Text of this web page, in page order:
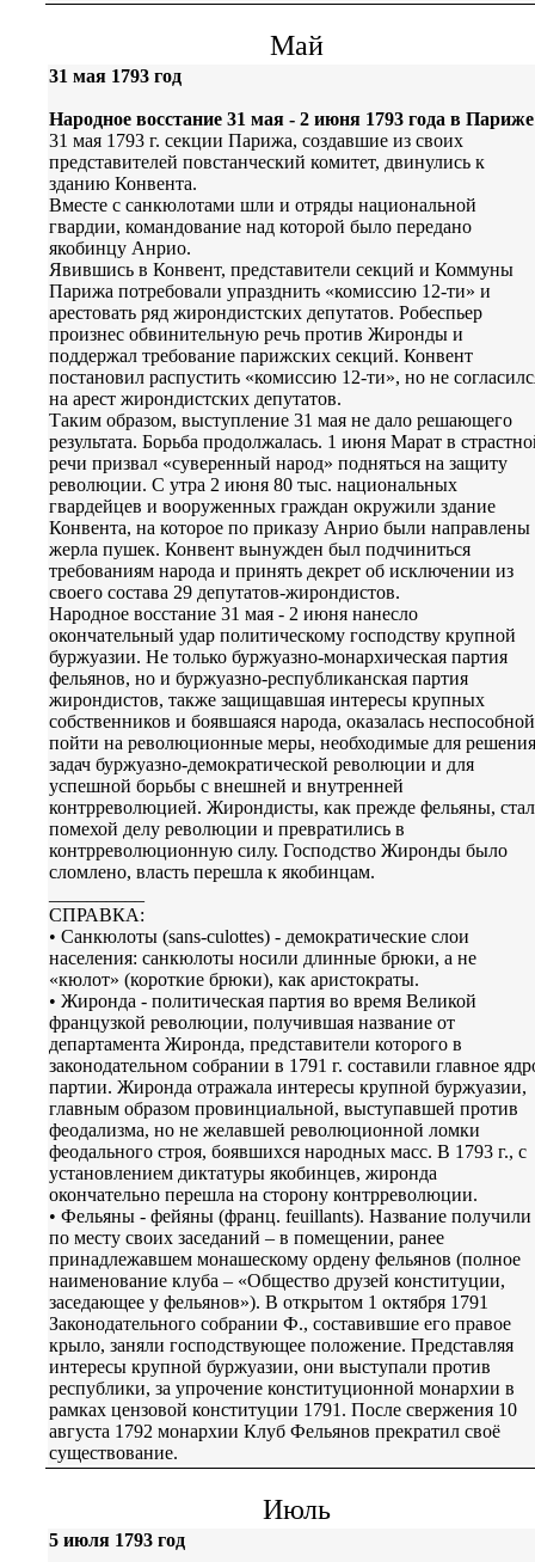
Май
31 мая 1793 год
Народное восстание 31 мая - 2 июня 1793 года в Париже
31 мая 1793 г. секции Парижа, создавшие из своих
представителей повстанческий комитет, двинулись к
зданию Конвента.
Вместе с санкюлотами шли и отряды национальной
гвардии, командование над которой было передано
якобинцу Анрио.
Явившись в Конвент, представители секций и Коммуны
Парижа потребовали упразднить «комиссию 12-ти» и
арестовать ряд жирондистских депутатов. Робеспьер
произнес обвинительную речь против Жиронды и
поддержал требование парижских секций. Конвент
постановил распустить «комиссию 12-ти», но не
на арест жирондистских депутатов.
Таким образом, выступление 31 мая не дало решающего
результата. Борьба продолжалась. 1 июня Марат в
речи призвал «суверенный народ» подняться на защиту
революции. С утра 2 июня 80 тыс. национальных
гвардейцев и вооруженных граждан окружили здание
Конвента, на которое по приказу Анрио были направлены
жерла пушек. Конвент вынужден был подчиниться
требованиям народа и принять декрет об исключении из
своего состава 29 депутатов-жирондистов.
Народное восстание 31 мая - 2 июня нанесло
окончательный удар политическому господству крупной
буржуазии. Не только буржуазно-монархическая партия
фельянов, но и буржуазно-республиканская партия
жирондистов, также защищавшая интересы крупных
собственников и боявшаяся народа, оказалась неспособной
пойти на революционные меры, необходимые для решения
задач буржуазно-демократической революции и для
успешной борьбы с внешней и внутренней
контрреволюцией. Жирондисты, как прежде фельяны,
помехой делу революции и превратились в
контрреволюционную силу. Господство Жиронды было
сломлено, власть перешла к якобинцам.
СПРАВКА:
• Санкюлоты (sans-culottes) - демократические слои
населения: санкюлоты носили длинные брюки, а не
«кюлот» (короткие брюки), как аристократы.
• Жиронда - политическая партия во время Великой
французкой революции, получившая название от
департамента Жиронда, представители которого в
законодательном собрании в 1791 г. составили главное
партии. Жиронда отражала интересы крупной буржуазии,
главным образом провинциальной, выступавшей против
феодализма, но не желавшей революционной ломки
феодального строя, боявшихся народных масс. В 1793 г., с
установлением диктатуры якобинцев, жиронда
окончательно перешла на сторону контрреволюции.
• Фельяны - фейяны (франц. feuillants). Название получили
по месту своих заседаний – в помещении, ранее
принадлежавшем монашескому ордену фельянов (полное
наименование клуба – «Общество друзей конституции,
заседающее у фельянов»). В открытом 1 октября 1791
Законодательного собрании Ф., составившие его правое
крыло, заняли господствующее положение. Представляя
интересы крупной буржуазии, они выступали против
республики, за упрочение конституционной монархии в
рамках цензовой конституции 1791. После свержения 10
августа 1792 монархии Клуб Фельянов прекратил своё
существование.
Июль
5 июля 1793 год